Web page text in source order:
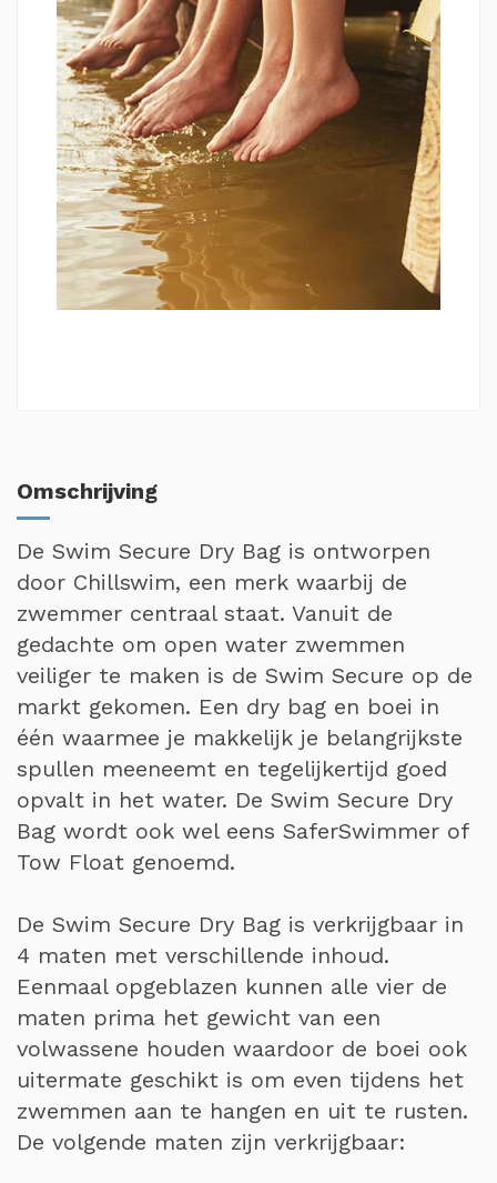
Omschrijving
De Swim Secure Dry Bag is ontworpen
door Chillswim, een merk waarbij de
zwemmer centraal staat. Vanuit de
gedachte om open water zwemmen
veiliger te maken is de Swim Secure op de
markt gekomen. Een dry bag en boei in
één waarmee je makkelijk je belangrijkste
spullen meeneemt en tegelijkertijd goed
opvalt in het water. De Swim Secure Dry
Bag wordt ook wel eens SaferSwimmer of
Tow Float genoemd.
De Swim Secure Dry Bag is verkrijgbaar in
4 maten met verschillende inhoud.
Eenmaal opgeblazen kunnen alle vier de
maten prima het gewicht van een
volwassene houden waardoor de boei ook
uitermate geschikt is om even tijdens het
zwemmen aan te hangen en uit te rusten.
De volgende maten zijn verkrijgbaar: